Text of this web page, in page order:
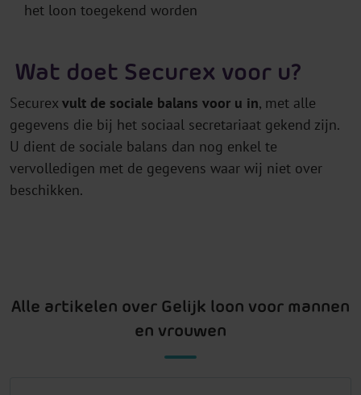
het loon toegekend worden
Wat doet Securex voor u?
Securex vult de sociale balans voor u in, met alle
gegevens die bij het sociaal secretariaat gekend zijn.
U dient de sociale balans dan nog enkel te
vervolledigen met de gegevens waar wij niet over
beschikken.
Alle artikelen over Gelijk loon voor mannen
en vrouwen